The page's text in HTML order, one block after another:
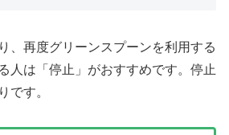
、再度グリーンスプーンを利用する
人は「停止」がおすすめです。停止
です。